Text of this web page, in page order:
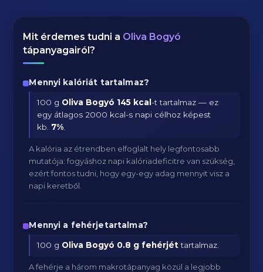
Mit érdemes tudni a Oliva Bogyó
tápanyagairól?
Mennyi kalóriát tartalmaz?
100 g Oliva Bogyó 145 kcal-t tartalmaz — ez
egy átlagos 2000 kcal-s napi célhoz képest
kb. 7%
A kalória az étrendben elfoglalt hely legfontosabb
mutatója: fogyáshoz napi kalóriadeficitre van szükség,
ezért fontos tudni, hogy egy-egy adag mennyit visz a
napi keretből.
Mennyi a fehérjetartalma?
100 g Oliva Bogyó 0.8 g fehérjéttartalmaz.
A fehérje a három makrotápanyag közül a legjobb